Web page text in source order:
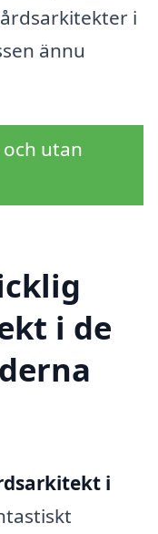
i
ännu
utan
i de
i